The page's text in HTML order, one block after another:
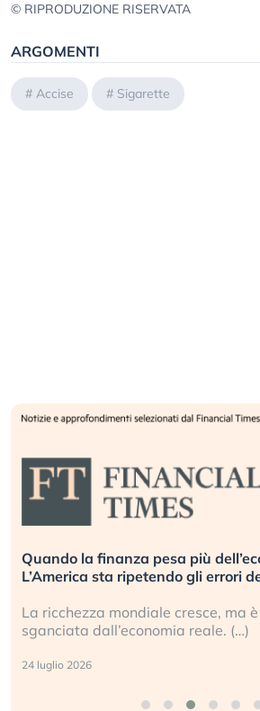
© RIPRODUZIONE RISERVATA
ARGOMENTI
# Accise # Sigarette
Quando la finanza pesa più
L’America sta ripetendo gli errori
La ricchezza mondiale cresce, ma
sganciata dall’economia reale. (…)
24 luglio 2026